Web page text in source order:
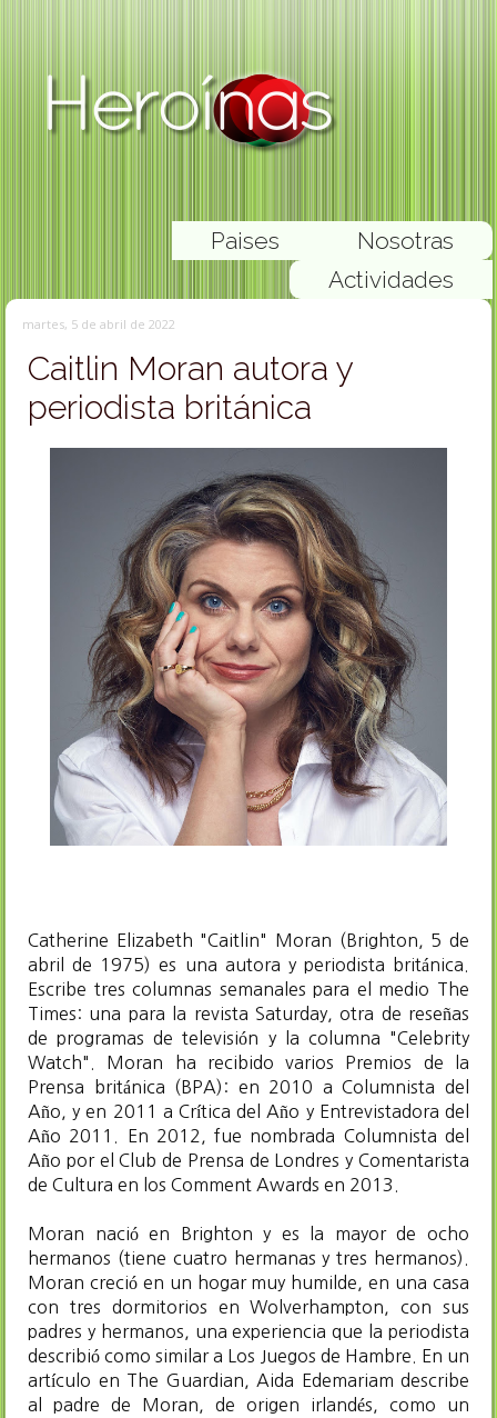
Nosotras
Paises
Actividades
martes, 5 de abril de 2022
Caitlin Moran autora y
periodista británica
Catherine Elizabeth "Caitlin" Moran (Brighton, 5 de
abril de 1975) es una autora y periodista británica.
Escribe tres columnas semanales para el medio The
Times: una para la revista Saturday, otra de reseñas
de programas de televisión y la columna "Celebrity
Watch".​ Moran ha recibido varios Premios de la
Prensa británica (BPA): en 2010 a Columnista del
Año, y en 2011 a Crítica del Año y Entrevistadora del
Año 2011.​ En 2012, fue nombrada Columnista del
Año por el Club de Prensa de Londres y Comentarista
de Cultura en los Comment Awards en 2013.
Moran nació en Brighton y es la mayor de ocho
hermanos (tiene cuatro hermanas y tres hermanos).
Moran creció en un hogar muy humilde, en una casa
con tres dormitorios en Wolverhampton, con sus
padres y hermanos, una experiencia que la periodista
describió como similar a Los Juegos de Hambre.​ En un
artículo en The Guardian, Aida Edemariam describe
al padre de Moran, de origen irlandés, como un